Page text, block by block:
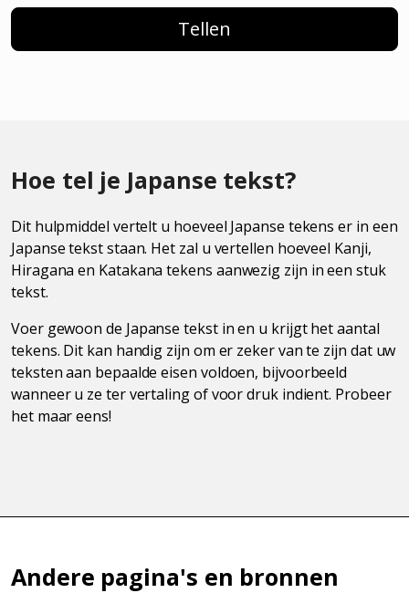
Tellen
Hoe tel je Japanse tekst?
Dit hulpmiddel vertelt u hoeveel Japanse tekens er in een
Japanse tekst staan. Het zal u vertellen hoeveel Kanji,
Hiragana en Katakana tekens aanwezig zijn in een stuk
tekst.
Voer gewoon de Japanse tekst in en u krijgt het aantal
tekens. Dit kan handig zijn om er zeker van te zijn dat uw
teksten aan bepaalde eisen voldoen, bijvoorbeeld
wanneer u ze ter vertaling of voor druk indient. Probeer
het maar eens!
Andere pagina's en bronnen